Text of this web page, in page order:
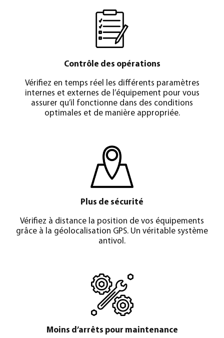
Contrôle des opérations
Vérifiez en temps réel les différents paramètres
internes et externes de l’équipement pour vous
assurer qu’il fonctionne dans des conditions
optimales et de manière appropriée.
Plus de sécurité
Vérifiez à distance la position de vos équipements
grâce à la géolocalisation GPS. Un véritable système
antivol.
Moins d’arrêts pour maintenance